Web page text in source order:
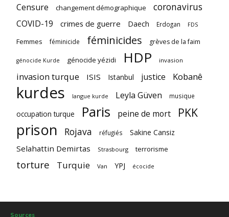
Censure changement démographique coronavirus
COVID-19 crimes de guerre Daech Erdogan FDS
Femmes féminicide féminicides grèves de la faim
génocide Kurde génocide yézidi HDP invasion
invasion turque ISIS Istanbul justice Kobanê
kurdes langue kurde Leyla Güven musique
occupation turque Paris peine de mort PKK
prison Rojava réfugiés Sakine Cansiz
Selahattin Demirtas Strasbourg terrorisme
torture Turquie Van YPJ écocide
Sources